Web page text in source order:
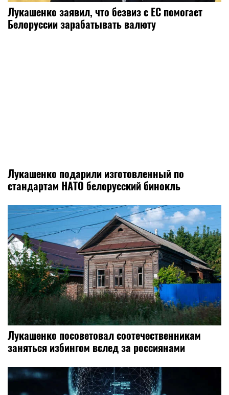
Лукашенко заявил, что безвиз с ЕС помогает
Белоруссии зарабатывать валюту
Лукашенко подарили изготовленный по
стандартам НАТО белорусский бинокль
Лукашенко посоветовал соотечественникам
заняться избингом вслед за россиянами